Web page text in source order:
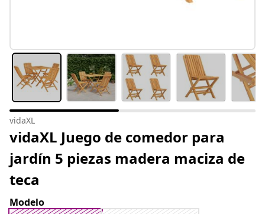
vidaXL
vidaXL Juego de comedor para
jardín 5 piezas madera maciza de
teca
Modelo